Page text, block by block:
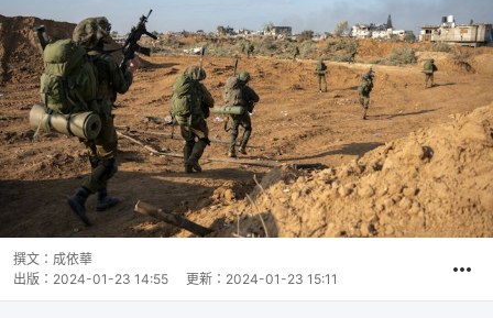
撰文： 成依華
出版： 2024-01-23 14:55 更新： 2024-01-23 15:11